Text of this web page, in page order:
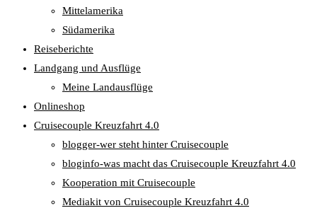
Mittelamerika
Südamerika
Reiseberichte
Landgang und Ausflüge
Meine Landausflüge
Onlineshop
Cruisecouple Kreuzfahrt 4.0
blogger-wer steht hinter Cruisecouple
bloginfo-was macht das Cruisecouple Kreuzfahrt 4.0
Kooperation mit Cruisecouple
Mediakit von Cruisecouple Kreuzfahrt 4.0